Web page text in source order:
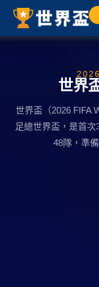
世界
世界盃（2026 FIFA
足總世界盃，是首
48隊，準